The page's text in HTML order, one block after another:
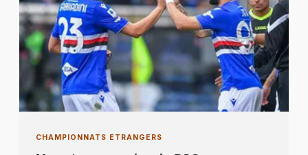
CHAMPIONNATS ETRANGERS